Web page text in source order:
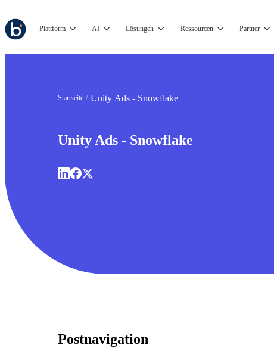
Plattform AI Lösungen Ressourcen Partner
Startseite Unity Ads - Snowflake
Unity Ads - Snowflake
Postnavigation